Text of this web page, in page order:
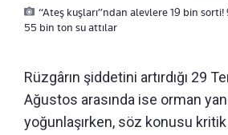
“Ateş kuşları”ndan alevlere 19 bin
55 bin ton su attılar
Rüzgârın şiddetini artırdığı 29
Ağustos arasında ise orman
yoğunlaşırken, söz konusu